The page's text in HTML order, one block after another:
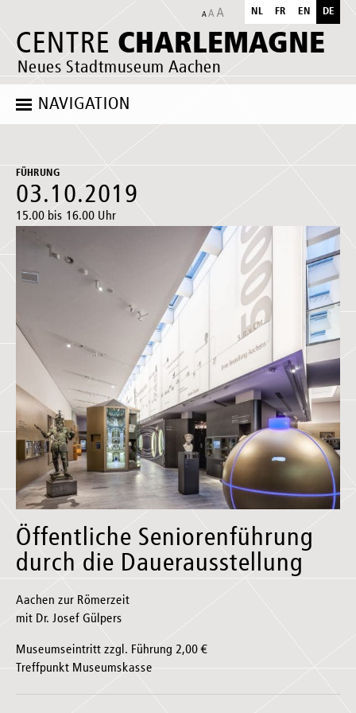
CENTRE CHARLEMAGNE
Neues Stadtmuseum Aachen
NL FR EN DE
NAVIGATION
FÜHRUNG
03.10.2019
15.00 bis 16.00 Uhr
Öffentliche Seniorenführung
durch die Dauerausstellung
Aachen zur Römerzeit
mit Dr. Josef Gülpers
Museumseintritt zzgl. Führung 2,00 €
Treffpunkt Museumskasse